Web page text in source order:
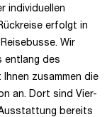
individuellen
erfolgt in
Wir
entlang des
zusammen die
an. Dort sind Vier-
bereits